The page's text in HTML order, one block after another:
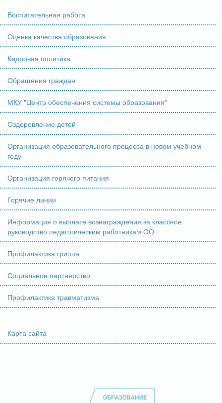
Воспитательная работа
Оценка качества образования
Кадровая политика
Обращения граждан
МКУ "Центр обеспечения системы образования"
Оздоровление детей
Организация образовательного процесса в новом учебном
году
Организация горячего питания
Горячие линии
Информация о выплате вознаграждения за классное
руководство педагогическим работникам ОО
Профилактика гриппа
Социальное партнерство
Профилактика травматизма
Карта сайта